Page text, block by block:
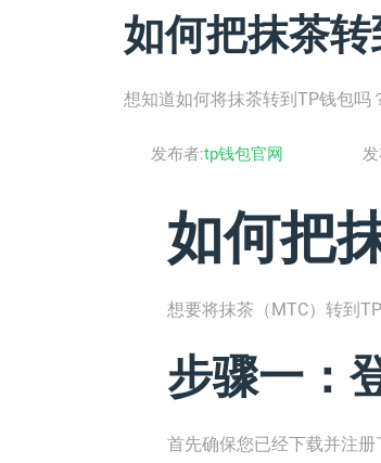
如何把抹茶
想知道如何将抹茶转到TP钱包吗
发布者:tp钱包官网
如何把
想要将抹茶（MTC）转到
步骤一：
首先确保您已经下载并注册